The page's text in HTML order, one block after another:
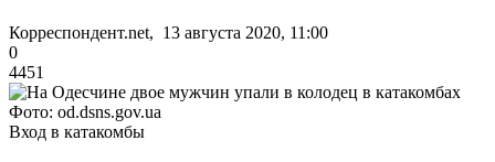
Корреспондент.net, 13 августа 2020, 11:00
0
4451
Фото: od.dsns.gov.ua
Вход в катакомбы